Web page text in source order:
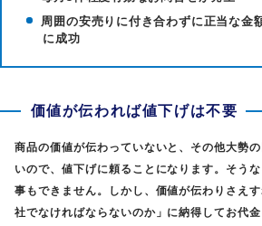
周囲の安売りに付き合わずに正当な金
に成功
価値が伝われば値下げは不要
商品の価値が伝わっていないと、その他大勢
いので、値下げに頼ることになります。そう
事もできません。しかし、価値が伝わりさえ
社でなければならないのか」に納得してお代